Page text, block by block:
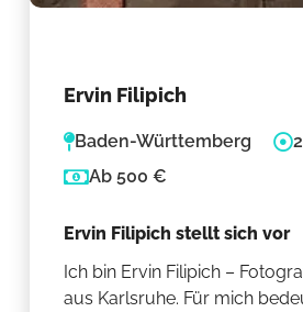
Ervin Filipich
Baden-Württemberg
Ab 500 €
Ervin Filipich stellt sich vor
Ich bin Ervin Filipich –
aus Karlsruhe. Für mich